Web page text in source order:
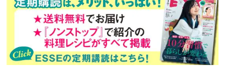
バックナンバー